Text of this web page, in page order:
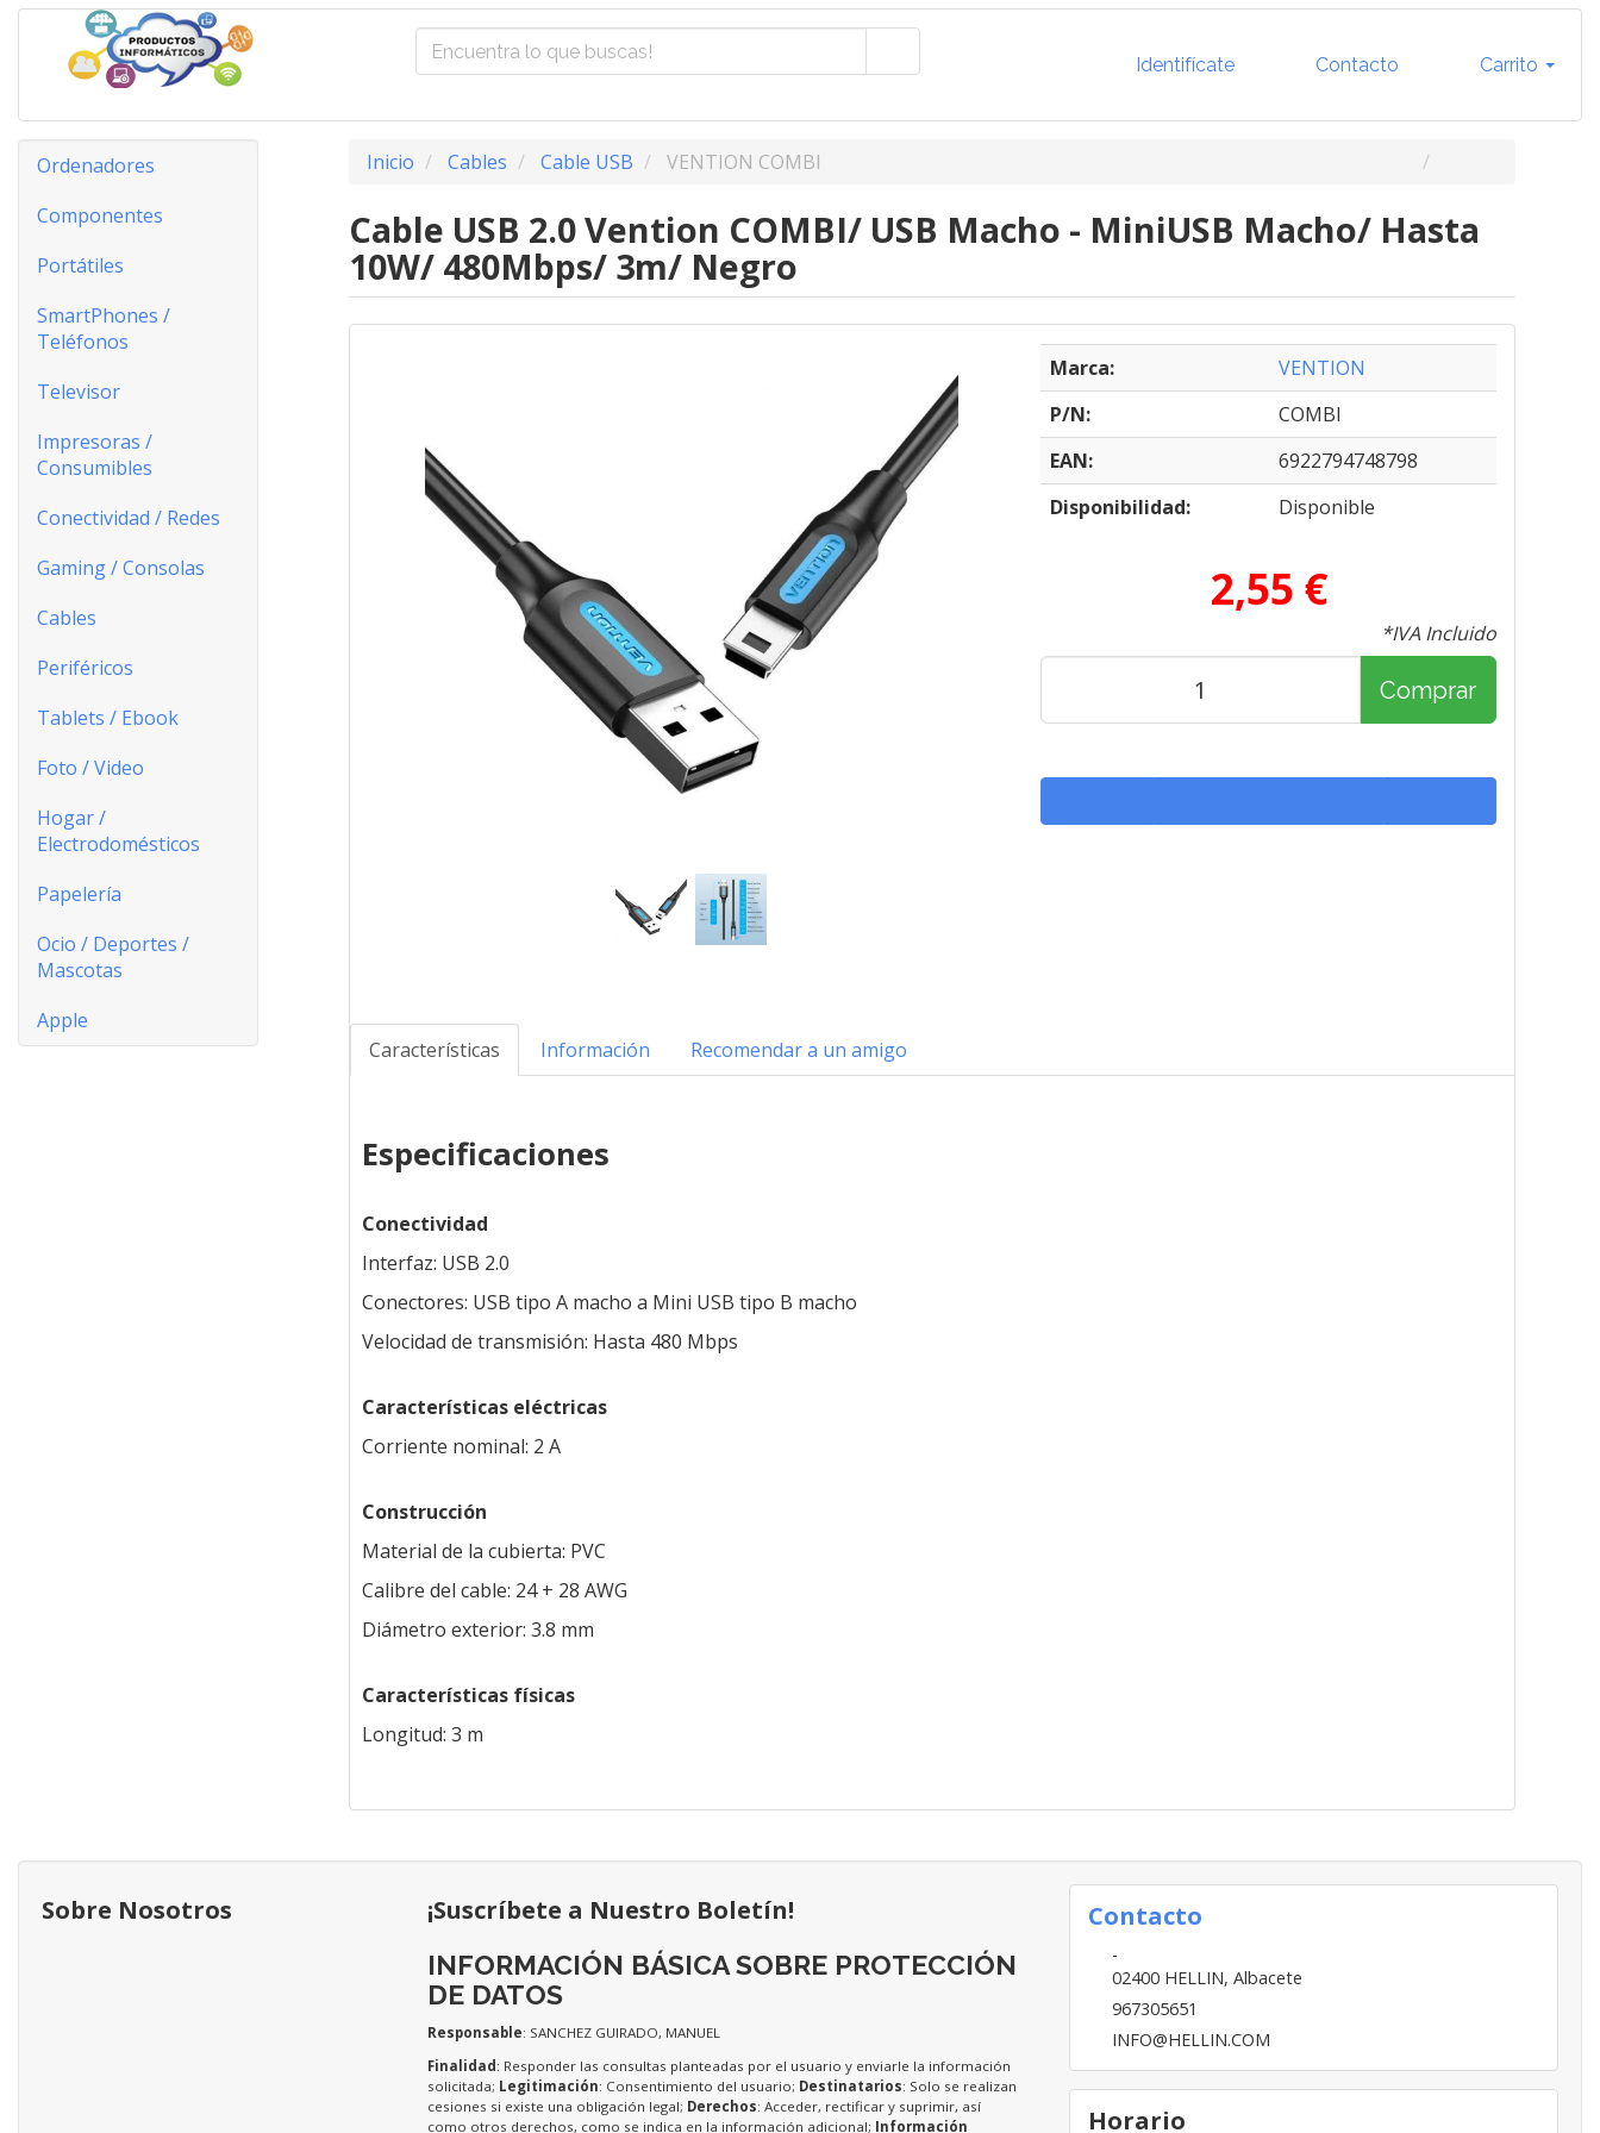
Identifícate Contacto Carrito
Ordenadores
Componentes
Portátiles
SmartPhones /
Teléfonos
Televisor
Impresoras /
Consumibles
Conectividad / Redes
Gaming / Consolas
Cables
Periféricos
Tablets / Ebook
Foto / Video
Hogar /
Electrodomésticos
Papelería
Ocio / Deportes /
Mascotas
Apple
Inicio Cables Cable USB VENTION COMBI
Cable USB 2.0 Vention COMBI/ USB Macho - MiniUSB Macho/ Hasta
10W/ 480Mbps/ 3m/ Negro
Marca:
VENTION
P/N:
COMBI
EAN:
6922794748798
Disponibilidad:
Disponible
2,55 €
*IVA Incluido
Comprar
Características Información Recomendar a un amigo
Especificaciones
Conectividad
Interfaz: USB 2.0
Conectores: USB tipo A macho a Mini USB tipo B macho
Velocidad de transmisión: Hasta 480 Mbps
Características eléctricas
Corriente nominal: 2 A
Construcción
Material de la cubierta: PVC
Calibre del cable: 24 + 28 AWG
Diámetro exterior: 3.8 mm
Características físicas
Longitud: 3 m
Sobre Nosotros
¡Suscríbete a Nuestro Boletín!
INFORMACIÓN BÁSICA SOBRE PROTECCIÓN
DE DATOS
Responsable: SANCHEZ GUIRADO, MANUEL
Finalidad : Responder las consultas planteadas por el usuario y enviarle la información
solicitada; Legitimación: Consentimiento del usuario; Destinatarios: Solo se realizan
cesiones si existe una obligación legal; Derechos: Acceder, rectificar y suprimir, así
como otros derechos, como se indica en la información adicional; Información
Contacto
-
02400 HELLIN, Albacete
967305651
INFO@HELLIN.COM
Horario